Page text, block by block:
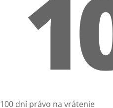
100 dní právo na vrátenie